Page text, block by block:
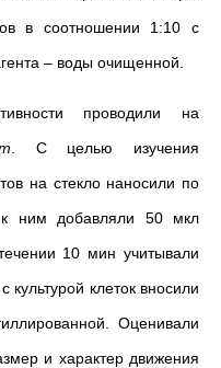
в соотношении 1:10 с
– воды очищенной.
проводили на
. С целью изучения
на стекло наносили по
ним добавляли 50 мкл
10 мин учитывали
культурой клеток вносили
Оценивали
и характер движения